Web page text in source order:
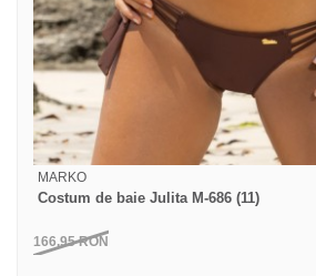
MARKO
Costum de baie Julita M-686 (11)
166,95RON